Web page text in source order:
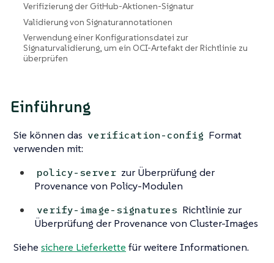
Verifizierung der GitHub-Aktionen-Signatur
Validierung von Signaturannotationen
Verwendung einer Konfigurationsdatei zur
Signaturvalidierung, um ein OCI-Artefakt der Richtlinie zu
überprüfen
Einführung
Sie können das verification-config Format
verwenden mit:
policy-server zur Überprüfung der
Provenance von Policy-Modulen
verify-image-signatures Richtlinie zur
Überprüfung der Provenance von Cluster-Images
Siehe sichere Lieferkette für weitere Informationen.